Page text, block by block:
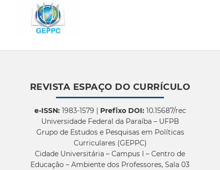
REVISTA ESPAÇO DO CURRÍCULO
e-ISSN:1983-1579 | Prefixo DOI:10.15687/rec
Universidade Federal da Paraíba – UFPB
Grupo de Estudos e Pesquisas em Políticas
Curriculares (GEPPC)
Cidade Universitária – Campus I – Centro de
Educação – Ambiente dos Professores, Sala 03